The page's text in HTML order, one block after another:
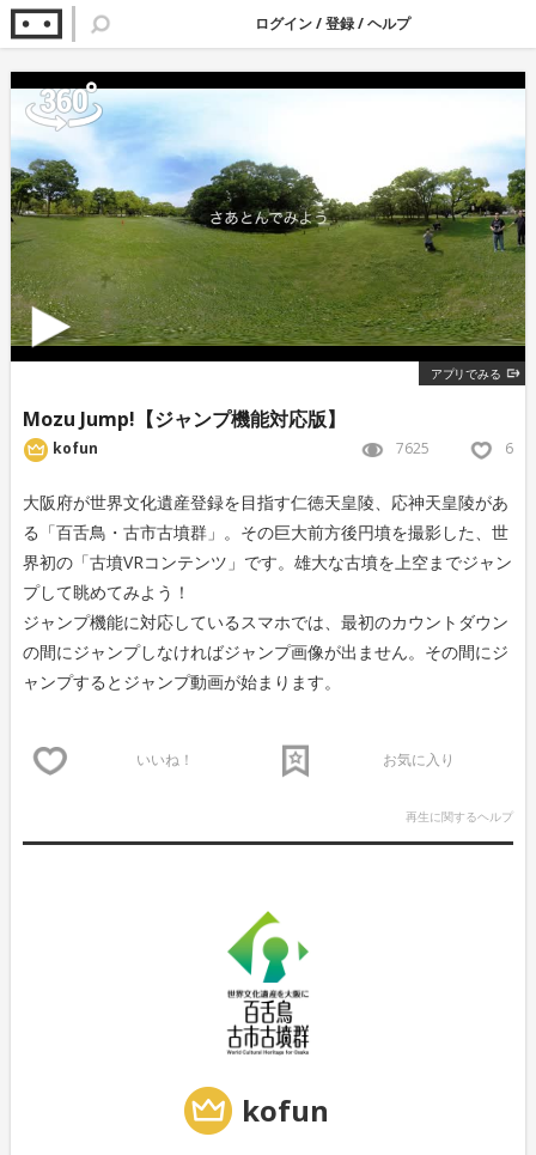
ログイン/登録/ヘルプ
アプリでみる
Mozu Jump!【ジャンプ機能対応版】
kofun 7625 6
大阪府が世界文化遺産登録を目指す仁徳天皇陵、応神天皇陵があ
る「百舌鳥・古市古墳群」。その巨大前方後円墳を撮影した、世
界初の「古墳VRコンテンツ」です。雄大な古墳を上空までジャン
プして眺めてみよう！
ジャンプ機能に対応しているスマホでは、最初のカウントダウン
の間にジャンプしなければジャンプ画像が出ません。その間にジ
ャンプするとジャンプ動画が始まります。
いいね！ お気に入り
再生に関するヘルプ
kofun